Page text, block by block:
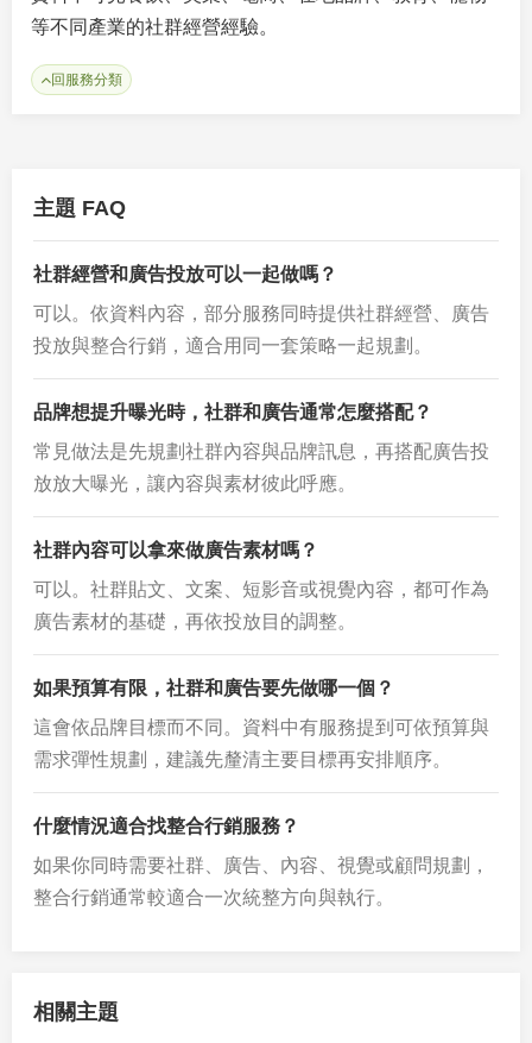
等不同產業的社群經營經驗。
回服務分類
主題 FAQ
社群經營和廣告投放可以一起做嗎？
可以。依資料內容，部分服務同時提供社群經營、廣告
投放與整合行銷，適合用同一套策略一起規劃。
品牌想提升曝光時，社群和廣告通常怎麼搭配？
常見做法是先規劃社群內容與品牌訊息，再搭配廣告投
放放大曝光，讓內容與素材彼此呼應。
社群內容可以拿來做廣告素材嗎？
可以。社群貼文、文案、短影音或視覺內容，都可作為
廣告素材的基礎，再依投放目的調整。
如果預算有限，社群和廣告要先做哪一個？
這會依品牌目標而不同。資料中有服務提到可依預算與
需求彈性規劃，建議先釐清主要目標再安排順序。
什麼情況適合找整合行銷服務？
如果你同時需要社群、廣告、內容、視覺或顧問規劃，
整合行銷通常較適合一次統整方向與執行。
相關主題